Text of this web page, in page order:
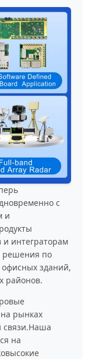
с
и
и интеграторам
решения по
зданий,
районов.
рынках
связи.Наша
на